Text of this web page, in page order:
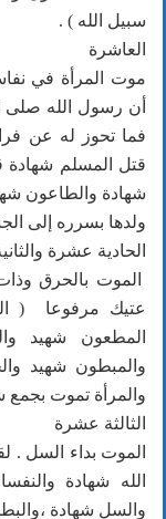
سبيل الله ) .
العاشرة
موت المرأة في
أن رسول الله صلى
فما تحوز له عن
قتل المسلم شهادة
شهادة والطاعون
ولدها بسرره إلى
الحادية عشرة
الموت بالحرق
عتيك مرفوعا (
المطعون شهيد
والمبطون شهيد
والمرأة تموت بجمع
الثالثة عشرة
الموت بداء السل .
الله شهادة
والسل شهادة